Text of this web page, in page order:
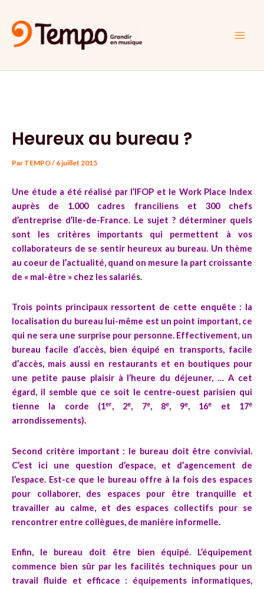
contenu
Heureux au bureau ?
Par TEMPO/ 6 juillet 2015
Une étude a été réalisé par l’IFOP et le Work Place Index
auprès de 1.000 cadres franciliens et 300 chefs
d’entreprise d’Ile-de-France. Le sujet ? déterminer quels
sont les critères importants qui permettent à vos
collaborateurs de se sentir heureux au bureau. Un thème
au coeur de l’actualité, quand on mesure la part croissante
de « mal-être » chez les salariés.
Trois points principaux ressortent de cette enquête : la
localisation du bureau lui-même est un point important, ce
qui ne sera une surprise pour personne. Effectivement, un
bureau facile d’accès, bien équipé en transports, facile
d’accès, mais aussi en restaurants et en boutiques pour
une petite pause plaisir à l’heure du déjeuner, … A cet
égard, il semble que ce soit le centre-ouest parisien qui
tienne la corde (1er, 2e, 7e, 8e, 9e, 16e et 17e
arrondissements).
Second critère important : le bureau doit être convivial.
C’est ici une question d’espace, et d’agencement de
l’espace. Est-ce que le bureau offre à la fois des espaces
pour collaborer, des espaces pour être tranquille et
travailler au calme, et des espaces collectifs pour se
rencontrer entre collègues, de manière informelle.
Enfin, le bureau doit être bien équipé. L’équipement
commence bien sûr par les facilités techniques pour un
travail fluide et efficace : équipements informatiques,
des
articles